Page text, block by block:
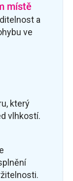
místě
a
ve
který
vlhkostí.